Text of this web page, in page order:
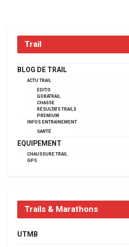
Trail
BLOG DE TRAIL
ACTU TRAIL
EDITO
GORATRAIL
CHASSE
RÉSULTATS TRAILS
PREMIUM
INFOS ENTRAINEMENT
SANTÉ
EQUIPEMENT
CHAUSSURE TRAIL
GPS
Trails & Marathons
UTMB